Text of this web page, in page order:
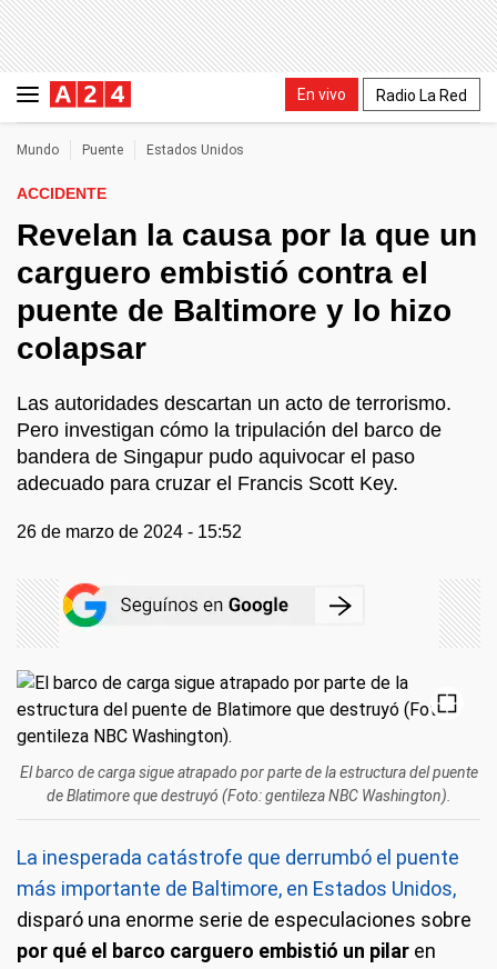
En vivo Radio La Red
Mundo Puente Estados Unidos
ACCIDENTE
Revelan la causa por la que un
carguero embistió contra el
puente de Baltimore y lo hizo
colapsar
Las autoridades descartan un acto de terrorismo.
Pero investigan cómo la tripulación del barco de
bandera de Singapur pudo aquivocar el paso
adecuado para cruzar el Francis Scott Key.
26 de marzo de 2024 - 15:52
El barco de carga sigue atrapado por parte de la estructura del puente
de Blatimore que destruyó (Foto: gentileza NBC Washington).
La inesperada catástrofe que derrumbó el puente
más importante de Baltimore, en Estados Unidos,
disparó una enorme serie de especulaciones sobre
por qué el barco carguero embistió un pilar en